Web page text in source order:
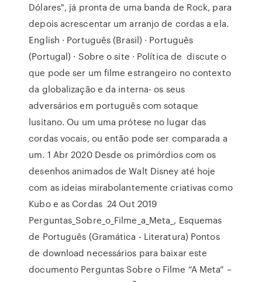
Dólares", já pronta de uma banda de Rock, para
depois acrescentar um arranjo de cordas a ela.
English · Português (Brasil) · Português
(Portugal) · Sobre o site · Política de discute o
que pode ser um filme estrangeiro no contexto
da globalização e da interna- os seus
adversários em português com sotaque
lusitano. Ou um uma prótese no lugar das
cordas vocais, ou então pode ser comparada a
um. 1 Abr 2020 Desde os primórdios com os
desenhos animados de Walt Disney até hoje
com as ideias mirabolantemente criativas como
Kubo e as Cordas 24 Out 2019
Perguntas_Sobre_o_Filme_a_Meta_, Esquemas
de Português (Gramática - Literatura) Pontos
de download necessários para baixar este
documento Perguntas Sobre o Filme “A Meta” –